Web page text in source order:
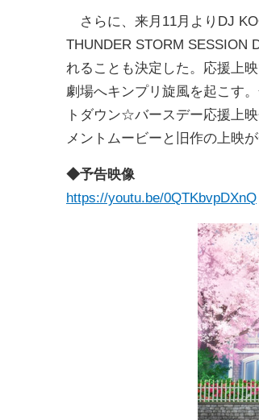
さらに、来月11月よりDJ
THUNDER STORM SESSION
れることも決定した。応援上
劇場へキンプリ旋風を起こす
トダウン☆バースデー応援上
メントムービーと旧作の上映
◆予告映像
https://youtu.be/0QTKbvpDXnQ